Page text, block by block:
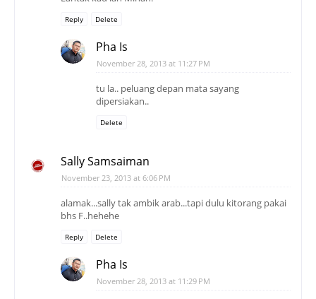
Reply Delete
Pha Is
November 28, 2013 at 11:27 PM
tu la.. peluang depan mata sayang
dipersiakan..
Delete
Sally Samsaiman
November 23, 2013 at 6:06 PM
alamak...sally tak ambik arab...tapi dulu kitorang pakai
bhs F..hehehe
Reply Delete
Pha Is
November 28, 2013 at 11:29 PM